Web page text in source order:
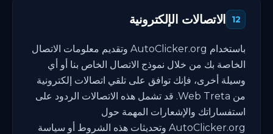
12 الاتصالات الإلكترونية
باستخدام AutoClicker.org وتقديم معلومات الاتصال
الخاصة بك من خلال نموذج الاتصال الخاص بنا أو أي
وسيلة أخرى، فإنك توافق على تلقي اتصالات إلكترونية
من Web Treta. قد تشمل هذه الاتصالات الردود على
استفساراتك والإشعارات المهمة حول
AutoClicker.org وتحديثات هذه الشروط أو سياسة